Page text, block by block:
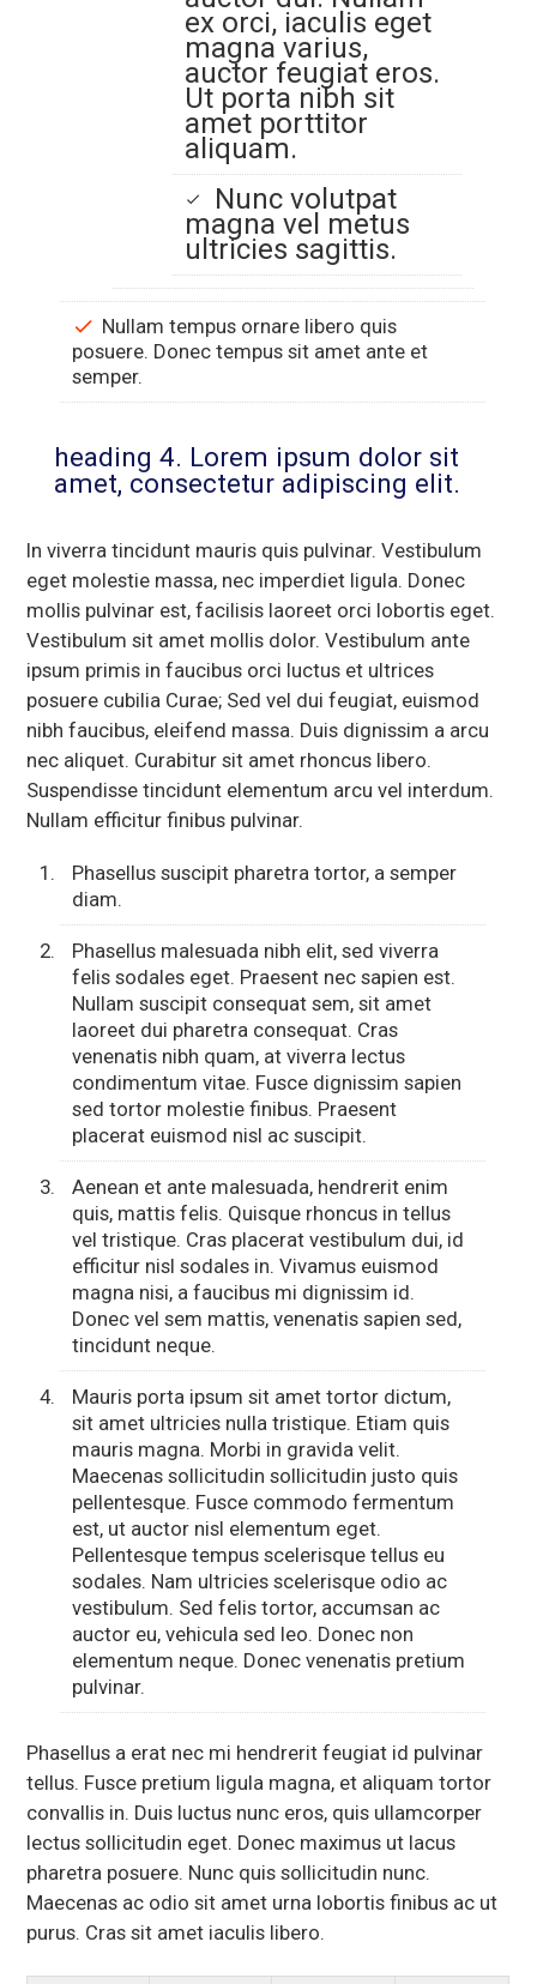
ex orci, iaculis eget
magna varius,
auctor feugiat eros.
Ut porta nibh sit
amet porttitor
aliquam.
Nunc volutpat
magna vel metus
ultricies sagittis.
Nullam tempus ornare libero quis
posuere. Donec tempus sit amet ante et
semper.
heading 4. Lorem ipsum dolor sit
amet, consectetur adipiscing elit.
In viverra tincidunt mauris quis pulvinar. Vestibulum
eget molestie massa, nec imperdiet ligula. Donec
mollis pulvinar est, facilisis laoreet orci lobortis eget.
Vestibulum sit amet mollis dolor. Vestibulum ante
ipsum primis in faucibus orci luctus et ultrices
posuere cubilia Curae; Sed vel dui feugiat, euismod
nibh faucibus, eleifend massa. Duis dignissim a arcu
nec aliquet. Curabitur sit amet rhoncus libero.
Suspendisse tincidunt elementum arcu vel interdum.
Nullam efficitur finibus pulvinar.
Phasellus suscipit pharetra tortor, a semper
diam.
Phasellus malesuada nibh elit, sed viverra
felis sodales eget. Praesent nec sapien est.
Nullam suscipit consequat sem, sit amet
laoreet dui pharetra consequat. Cras
venenatis nibh quam, at viverra lectus
condimentum vitae. Fusce dignissim sapien
sed tortor molestie finibus. Praesent
placerat euismod nisl ac suscipit.
Aenean et ante malesuada, hendrerit enim
quis, mattis felis. Quisque rhoncus in tellus
vel tristique. Cras placerat vestibulum dui, id
efficitur nisl sodales in. Vivamus euismod
magna nisi, a faucibus mi dignissim id.
Donec vel sem mattis, venenatis sapien sed,
tincidunt neque.
Mauris porta ipsum sit amet tortor dictum,
sit amet ultricies nulla tristique. Etiam quis
mauris magna. Morbi in gravida velit.
Maecenas sollicitudin sollicitudin justo quis
pellentesque. Fusce commodo fermentum
est, ut auctor nisl elementum eget.
Pellentesque tempus scelerisque tellus eu
sodales. Nam ultricies scelerisque odio ac
vestibulum. Sed felis tortor, accumsan ac
auctor eu, vehicula sed leo. Donec non
elementum neque. Donec venenatis pretium
pulvinar.
Phasellus a erat nec mi hendrerit feugiat id pulvinar
tellus. Fusce pretium ligula magna, et aliquam tortor
convallis in. Duis luctus nunc eros, quis ullamcorper
lectus sollicitudin eget. Donec maximus ut lacus
pharetra posuere. Nunc quis sollicitudin nunc.
Maecenas ac odio sit amet urna lobortis finibus ac ut
purus. Cras sit amet iaculis libero.